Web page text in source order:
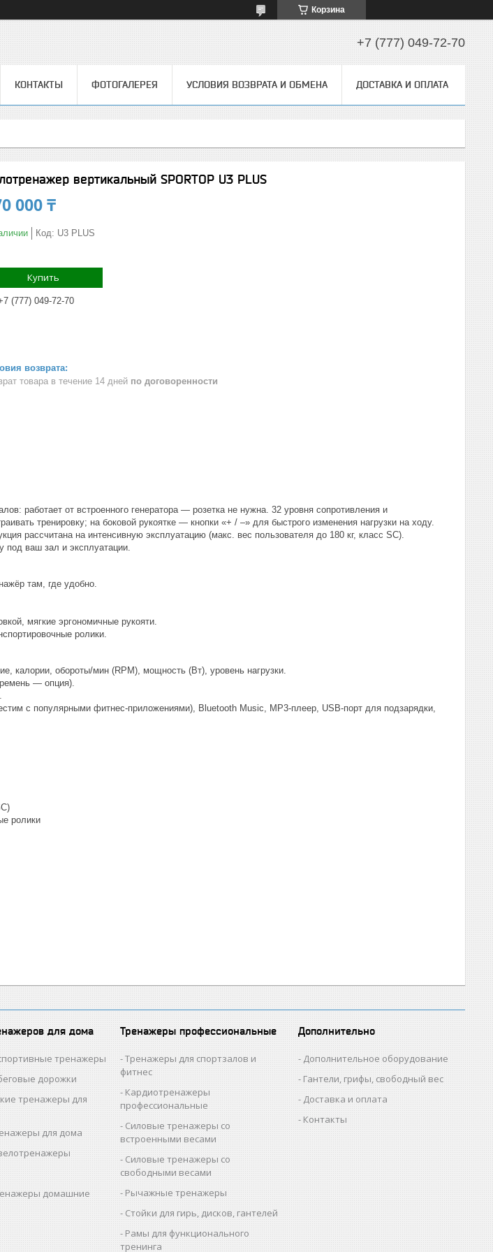
Корзина
+7 (777) 049-72-70
КОНТАКТЫ ФОТОГАЛЕРЕЯ УСЛОВИЯ ВОЗВРАТА И ОБМЕНА ДОСТАВКА И ОПЛАТА
вертикальный SPORTOP U3 PLUS
000 ₸
Код: U3 PLUS
Купить
(777) 049-72-70
товара в течение 14 дней по договоренности
работает от встроенного генератора — розетка не нужна. 32 уровня сопротивления и
тренировку; на боковой рукоятке — кнопки «+ / –» для быстрого изменения нагрузки на ходу.
рассчитана на интенсивную эксплуатацию (макс. вес пользователя до 180 кг, класс SC).
под ваш зал и эксплуатации.
там, где удобно.
мягкие эргономичные рукояти.
ролики.
калории, обороты/мин (RPM), мощность (Вт), уровень нагрузки.
— опция).
с популярными фитнес-приложениями), Bluetooth Music, MP3-плеер, USB-порт для подзарядки,
ролики
для дома
тренажеры
дорожки
тренажеры для
для дома
домашние
Тренажеры профессиональные
Тренажеры для спортзалов и
фитнес
Кардиотренажеры
профессиональные
Силовые тренажеры со
встроенными весами
Силовые тренажеры со
свободными весами
Рычажные тренажеры
Стойки для гирь, дисков, гантелей
Рамы для функционального
тренинга
Дополнительно
Дополнительное оборудование
Гантели, грифы, свободный вес
Доставка и оплата
Контакты